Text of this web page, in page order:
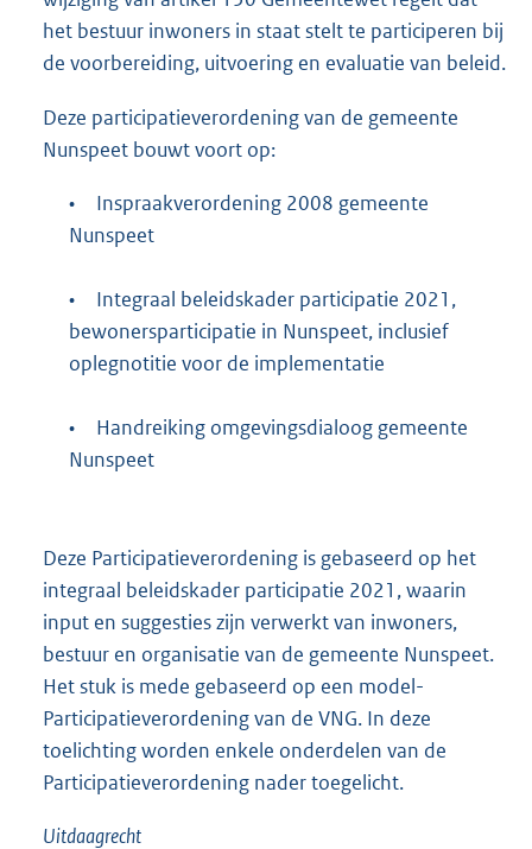
het bestuur inwoners in staat stelt te participeren bij
de voorbereiding, uitvoering en evaluatie van beleid.
Deze participatieverordening van de gemeente
Nunspeet bouwt voort op:
•
Inspraakverordening 2008 gemeente
Nunspeet
•
Integraal beleidskader participatie 2021,
bewonersparticipatie in Nunspeet, inclusief
oplegnotitie voor de implementatie
•
Handreiking omgevingsdialoog gemeente
Nunspeet
Deze Participatieverordening is gebaseerd op het
integraal beleidskader participatie 2021, waarin
input en suggesties zijn verwerkt van inwoners,
bestuur en organisatie van de gemeente Nunspeet.
Het stuk is mede gebaseerd op een model-
Participatieverordening van de VNG. In deze
toelichting worden enkele onderdelen van de
Participatieverordening nader toegelicht.
Uitdaagrecht